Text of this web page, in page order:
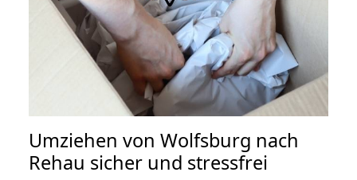
Umziehen von Wolfsburg nach
Rehau sicher und stressfrei